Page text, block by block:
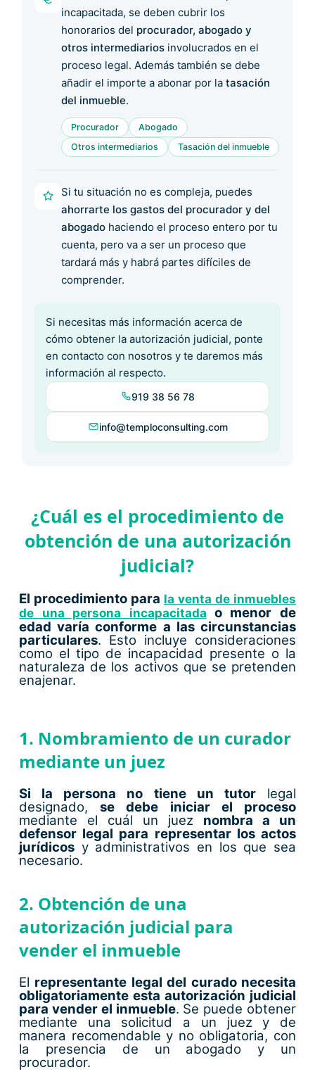
incapacitada, se deben cubrir los
honorarios del procurador, abogado y
otros intermediarios involucrados en el
proceso legal. Además también se debe
añadir el importe a abonar por latasación
del inmueble.
Procurador
Abogado
Otros intermediarios
Tasación del inmueble
Si tu situación no es compleja, puedes
ahorrarte los gastos del procurador y del
abogado haciendo el proceso entero por tu
cuenta, pero va a ser un proceso que
tardará más y habrá partes difíciles de
comprender.
Si necesitas más información acerca de
cómo obtener la autorización judicial, ponte
en contacto con nosotros y te daremos más
información al respecto.
919 38 56 78
info@temploconsulting.com
¿Cuál es el procedimiento de
obtención de una autorización
judicial?
El procedimiento para la venta de inmuebles
de una persona incapacitada o menor de
edad varía conforme a las circunstancias
particulares. Esto incluye consideraciones
como el tipo de incapacidad presente o la
naturaleza de los activos que se pretenden
enajenar.
1. Nombramiento de un curador
mediante un juez
Si la persona no tiene un tutorlegal
designado,se debe iniciar el proceso
mediante el cuál un juez nombra a un
defensor legal para representar los actos
jurídicos y administrativos en los que sea
necesario.
2. Obtención de una
autorización judicial para
vender el inmueble
El representante legal del curado necesita
obligatoriamente esta autorización judicial
para vender el inmueble. Se puede obtener
mediante una solicitud a un juez y de
manera recomendable y no obligatoria, con
la presencia de un abogado y un
procurador.